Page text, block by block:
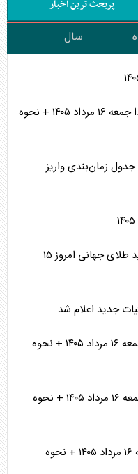
پربحث ترین اخبار
سال
جدول قطعی برق استان کرمانشاه فردا جمعه ۱۶ مرداد ۱۴۰۵ + نحوه
زمان واریز کالابرگ مرداد ۱۴۰۵ / جدول زمان‌بندی واریز
قیمت طلا رکورد شکست/ قیمت جدید طلای جهانی امروز ۱۵
جدید اعلام شد
جدول قطعی برق استان فارس فردا جمعه ۱۶ مرداد ۱۴۰۵ + نحوه
جدول قطعی برق استان تهران فردا جمعه ۱۶ مرداد ۱۴۰۵ + نحوه
جدول قطعی برق استان قم فردا جمعه ۱۶ مرداد ۱۴۰۵ + نحوه